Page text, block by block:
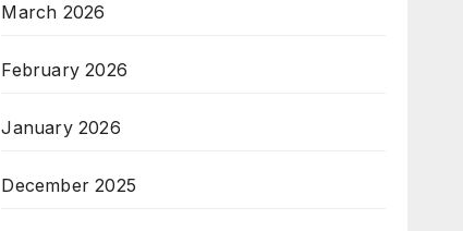
March 2026
February 2026
January 2026
December 2025